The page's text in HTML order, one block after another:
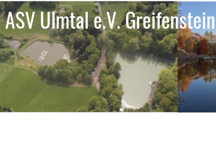
ASV Ulmtal e.V. Greifenstein